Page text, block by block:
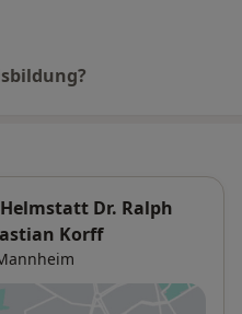
Dr. Ralph
Korff